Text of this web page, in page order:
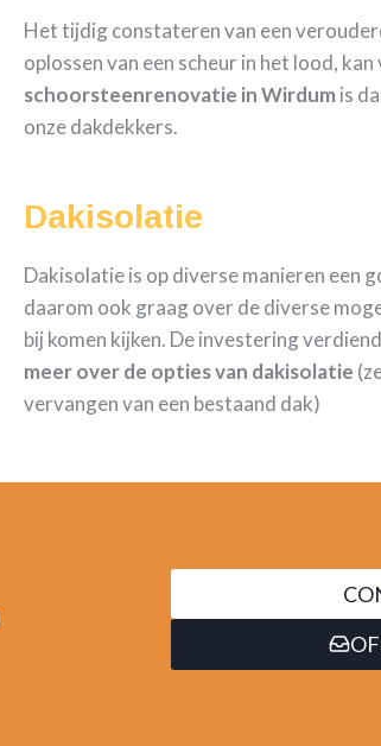
Het tijdig constateren van een
oplossen van een scheur in het lood,
schoorsteenrenovatie in Wirdum is
onze dakdekkers.
Dakisolatie
Dakisolatie is op diverse manieren een
daarom ook graag over de diverse
bij komen kijken. De investering
meer over de opties van dakisolatie
vervangen van een bestaand dak)